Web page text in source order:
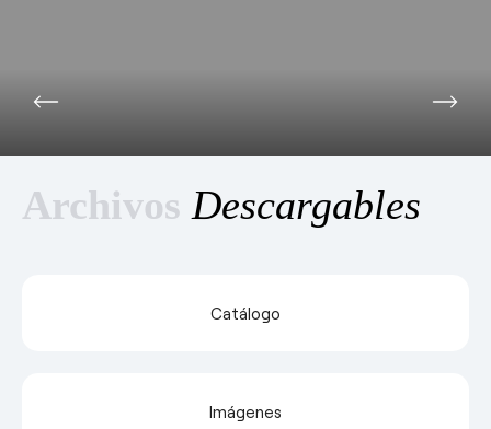
Archivos Descargables
Catálogo
Imágenes